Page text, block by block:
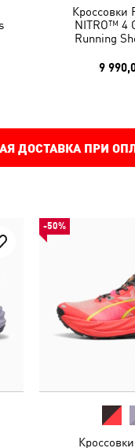
Кроссовки
NITRO™ 4
Running
9
ДОСТАВКА ПРИ
-50%